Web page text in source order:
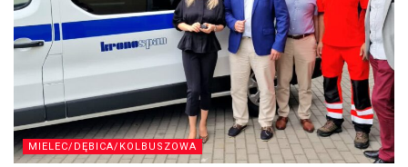
MIELEC/DĘBICA/KOLBUSZOWA